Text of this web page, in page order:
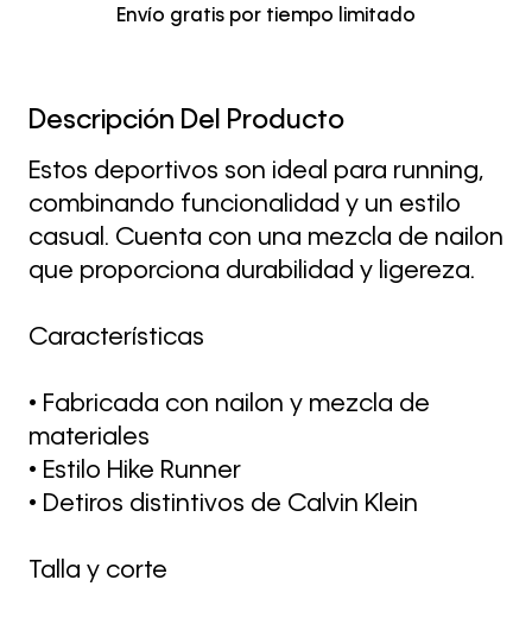
Envío gratis por tiempo limitado
Descripción Del Producto
Estos deportivos son ideal para running,
combinando funcionalidad y un estilo
casual. Cuenta con una mezcla de nailon
que proporciona durabilidad y ligereza.
Características
• Fabricada con nailon y mezcla de
materiales
• Estilo Hike Runner
• Detiros distintivos de Calvin Klein
Talla y corte